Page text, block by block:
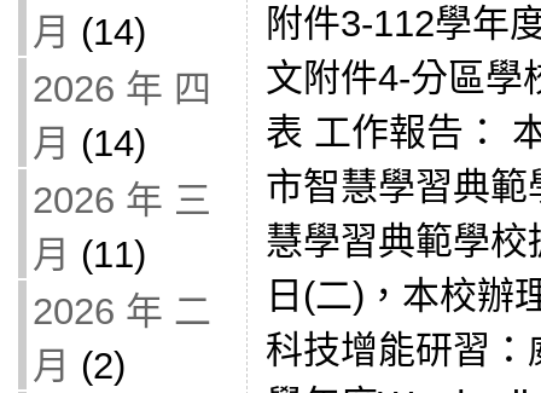
月 (14)
2026 年 四
月 (14)
2026 年 三
月 (11)
2026 年 二
月 (2)
附件3-112學年
文附件4-分區學
表 工作報告：
市智慧學習典
慧學習典範學
日(二)，本校辦
科技增能研習